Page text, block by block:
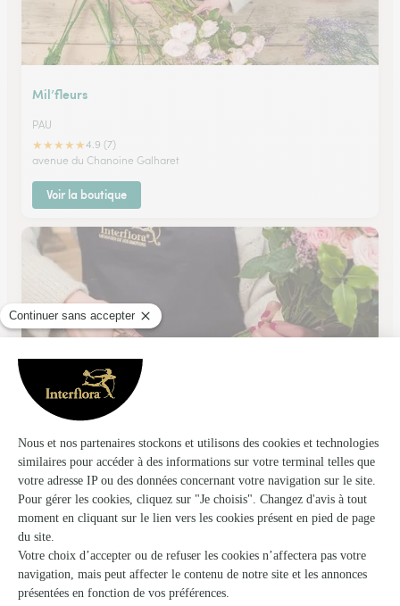
Mil’fleurs
PAU
★★★★★4.9 (7)
avenue du Chanoine Galharet
Voir la boutique
Fleurs Lapuyade
Jurancon
12, Avenue Henri IV
Voir la boutique